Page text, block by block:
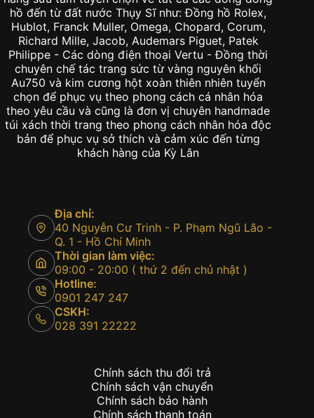
hồ đến từ đất nước Thụy Sĩ như: Đồng hồ Rolex,
Hublot, Franck Muller, Omega, Chopard, Corum,
Richard Mille, Jacob, Audemars Piguet, Patek
Philippe - Các dòng điện thoại Vertu - Đồng thời
chuyên chế tác trang sức từ vàng nguyên khối
Au750 và kim cương hột xoàn thiên nhiên tuyển
chọn để phục vụ theo phong cách cá nhân hóa
theo yêu cầu và cũng là đơn vị chuyên handmade
túi xách thời trang theo phong cách nhân hóa độc
bản để phục vụ sở thích và cảm xúc đến từng
khách hàng của Kỳ Lân
Địa chỉ:
40 Nguyễn Cư Trinh - P. Phạm Ngũ Lão -
Q. 1 - Hồ Chí Minh
Thời gian làm việc:
09:00 - 20:00 ( thứ 2 đến chủ nhật )
Hotline:
0901 247 247
CSKH:
028 391 22222
Chính sách thu đổi trả
Chính sách vận chuyển
Chính sách bảo hành
Chính sách thanh toán